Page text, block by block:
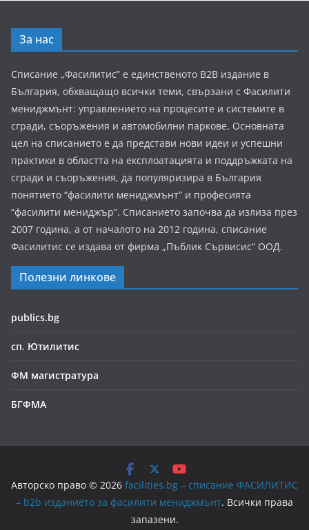
За нас
Списание „Фасилитис” е единственото B2B издание в
България, обхващащо всички теми, свързани с Фасилити
мениджмънт: управлението на процесите и системите в
сгради, съоръжения и автомобилни паркове. Основната
цел на списанието е да представи нови идеи и успешни
практики в областта на експлоатацията и поддръжката на
сгради и съоръжения, да популяризира в България
понятието “фасилити мениджмънт” и професията
“фасилити мениджър”. Списанието започва да излиза през
2007 година, а от началото на 2012 година, списание
Фасилитис се издава от фирма „Пъблик Сървисис“ ООД.
Полезни линкове
publics.bg
сп. Ютилитис
ФМ магистратура
БГФМА
Авторско право © 2026 facilities.bg – списание ФАСИЛИТИС
– b2b изданието за фасилити мениджмънт. Всички права
запазени.